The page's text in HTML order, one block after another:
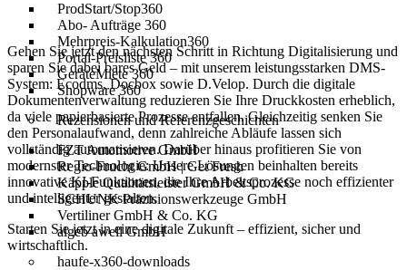
ProdStart/Stop360
Abo- Aufträge 360
Mehrpreis-Kalkulation360
Portal-Preisliste 360
GeräteMiete 360
Shopware 360
Rezensionen und Referenzgeschichten
FZT Automotive GmbH
Regio-Frucht GmbH | Get Fresh
Käpple Qualitätsleister GmbH & Co. KG
SCHUNK Präzisionswerkzeuge GmbH
Vertiliner GmbH & Co. KG
algeb awell GmbH
haufe-x360-downloads
Gehen Sie jetzt den nächsten Schritt in Richtung Digitalisierung und
sparen Sie dabei bares Geld – mit unserem leistungsstarken DMS-
System: Ecodms, Docbox sowie D.Velop. Durch die digitale
Dokumentenverwaltung reduzieren Sie Ihre Druckkosten erheblich,
da viele papierbasierte Prozesse entfallen. Gleichzeitig senken Sie
den Personalaufwand, denn zahlreiche Abläufe lassen sich
vollständig automatisieren. Darüber hinaus profitieren Sie von
modernster Technologie: Unsere Lösungen beinhalten bereits
innovative KI-Funktionen, die Ihre Arbeitsprozesse noch effizienter
und intelligenter gestalten.
Starten Sie jetzt in eine digitale Zukunft – effizient, sicher und
wirtschaftlich.